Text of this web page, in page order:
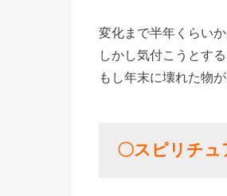
変化まで半年くらい
しかし気付こうとす
もし年末に壊れた物
〇スピリチュ